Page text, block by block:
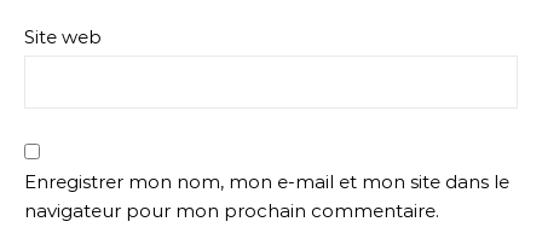
Site web
Enregistrer mon nom, mon e-mail et mon site dans le
navigateur pour mon prochain commentaire.